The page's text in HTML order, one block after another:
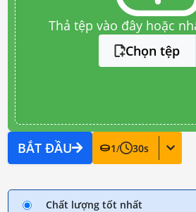
Thả tệp vào đây hoặc
Chọn tệp
BẮT ĐẦU 1/ 30s
Chất lượng tốt nhất